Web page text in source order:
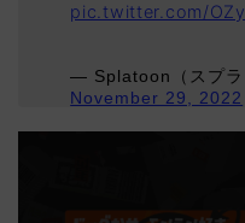
pic.twitter.com/
— Splatoon（スプ
November 29, 2022